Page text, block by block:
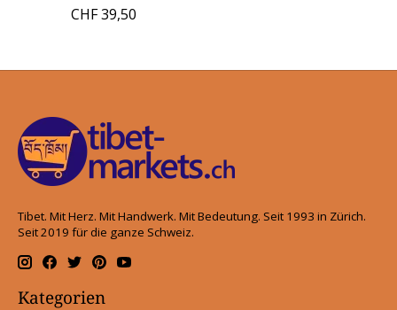
CHF 39,50
Tibet. Mit Herz. Mit Handwerk. Mit Bedeutung. Seit 1993 in Zürich.
Seit 2019 für die ganze Schweiz.
Kategorien